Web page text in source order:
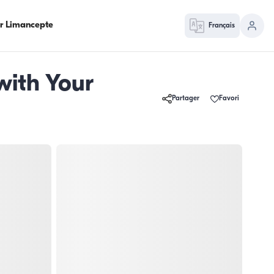
Limancepte Français
Your
Partager Favori